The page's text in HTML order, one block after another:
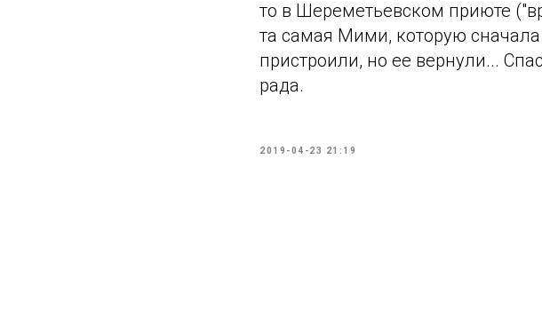
то в Шереметьевском приюте
та самая Мими, которую
пристроили, но ее вернули...
рада.
2019-04-23 21:19